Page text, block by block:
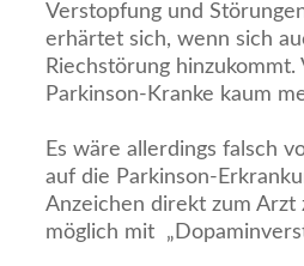
Verstopfung und
erhärtet sich, wenn sich
Riechstörung
Parkinson-Kranke kaum
Es wäre allerdings falsch
auf die Parkinson-
Anzeichen direkt zum
möglich mit